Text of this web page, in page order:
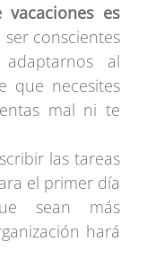
es
conscientes
al
que necesites
mal ni te
las tareas
el primer día
sean más
hará